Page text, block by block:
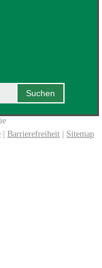
| Barrierefreiheit | Sitemap